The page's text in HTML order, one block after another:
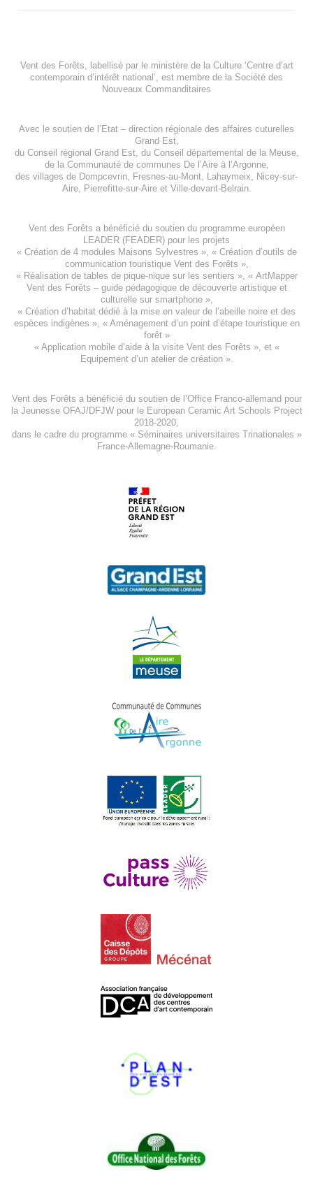
Vent des Forêts, labellisé par le ministère de la Culture ‘Centre d’art
contemporain d’intérêt national’, est membre de la Société des
Nouveaux Commanditaires
Avec le soutien de l’Etat – direction régionale des affaires cuturelles
Grand Est,
du Conseil régional Grand Est, du Conseil départemental de la Meuse,
de la Communauté de communes De l’Aire à l’Argonne,
des villages de Dompcevrin Fresnes-au-Mont Lahaymeix
Nicey-sur-
Aire, Pierrefitte-sur-Aireet Ville-devant-Belrain.
Vent des Forêts a bénéficié du soutien du programme européen
LEADER (FEADER) pour les projets
« Création de 4 modules Maisons Sylvestres », « Création d’outils de
communication touristique Vent des Forêts »,
« Réalisation de tables de pique-nique sur les sentiers », « ArtMapper
Vent des Forêts – guide pédagogique de découverte artistique et
culturelle sur smartphone »,
« Création d’habitat dédié à la mise en valeur de l’abeille noire et des
espèces indigènes », « Aménagement d’un point d’étape touristique en
forêt»
« Application mobile d’aide à la visite Vent des Forêts », et «
Equipement d’un atelier de création».
Vent des Forêts a bénéficié du soutien de l’Office Franco-allemand pour
la Jeunesse OFAJ/DFJWpour leEuropean Ceramic Art Schools Project
2018-2020
dans le cadre du programme « Séminaires universitaires Trinationales »
France-Allemagne-Roumanie.